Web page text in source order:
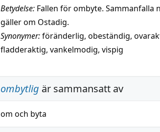
Betydelse: Fallen för ombyte. Sammanfalla
gäller om Ostadig.
Synonymer:föränderlig, obeständig,
fladderaktig, vankelmodig, vispig
ombytlig är sammansatt av
om och byta